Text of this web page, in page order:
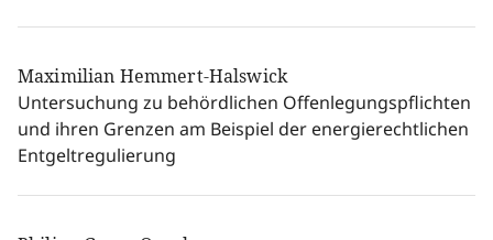
Maximilian Hemmert-Halswick
Untersuchung zu behördlichen Offenlegungspflichten
und ihren Grenzen am Beispiel der energierechtlichen
Entgeltregulierung